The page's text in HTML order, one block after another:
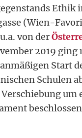
Ethik
(Wien-
von der
2019
Start
Schulen
um